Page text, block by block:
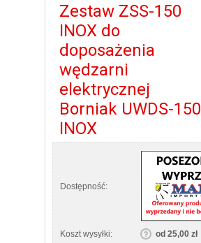
Zestaw ZSS-150
INOX do
doposażenia
wędzarni
elektrycznej
Borniak UWDS-150
INOX
Dostępność:
Koszt wysyłki:
od 25,00 zł